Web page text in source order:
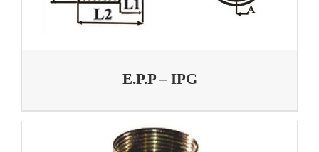
E.P.P – IPG